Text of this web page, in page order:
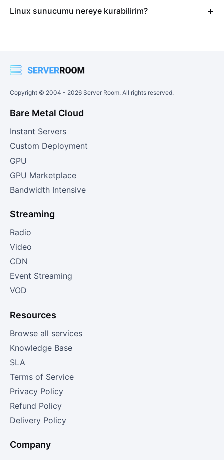
Linux sunucumu nereye kurabilirim?
Copyright © 2004 - 2026 Server Room. All rights reserved.
Bare Metal Cloud
Instant Servers
Custom Deployment
GPU
GPU Marketplace
Bandwidth Intensive
Streaming
Radio
Video
CDN
Event Streaming
VOD
Resources
Browse all services
Knowledge Base
SLA
Terms of Service
Privacy Policy
Refund Policy
Delivery Policy
Company